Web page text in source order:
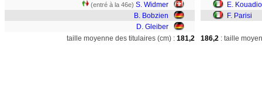
(entré à la 46e) S. Widmer
B. Bobzien
D. Gleiber
E. Kouadio
F. Parisi
taille moyenne des titulaires (cm) : 181,2 186,2 : taille